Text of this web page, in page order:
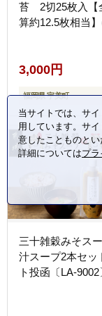
苔 2切25枚入【
算約12.5枚相当
3,000円
福岡県 宇美町
三十雑穀みそス
汁スープ2本セ
ト投函〔LA-9002
当サイトでは、サ
用しています。サ
意したことものとい
詳細についてはプ